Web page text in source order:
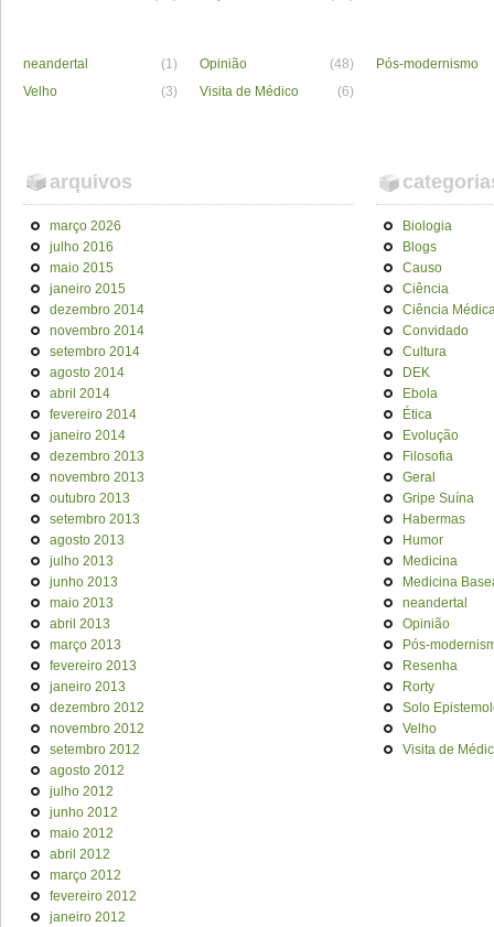
neandertal (1) Opinião (48)
Pós-modernismo
Velho
(3) Visita de Médico (6)
arquivos
março 2026
julho 2016
maio 2015
janeiro 2015
dezembro 2014
novembro 2014
setembro 2014
agosto 2014
abril 2014
fevereiro 2014
janeiro 2014
dezembro 2013
novembro 2013
outubro 2013
setembro 2013
agosto 2013
julho 2013
junho 2013
maio 2013
abril 2013
março 2013
fevereiro 2013
janeiro 2013
dezembro 2012
novembro 2012
setembro 2012
agosto 2012
julho 2012
junho 2012
maio 2012
abril 2012
março 2012
fevereiro 2012
janeiro 2012
Biologia
Blogs
Causo
Ciência
Ciência
Convidado
Cultura
DEK
Ebola
Ética
Evolução
Filosofia
Geral
Gripe Suína
Habermas
Humor
Medicina
Medicina
neandertal
Opinião
Pós-
Resenha
Rorty
Solo
Velho
Visita de